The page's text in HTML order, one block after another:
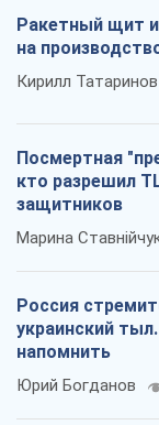
Ракетный щит
на
Кирилл Татаринов
Посмертная
кто разрешил
защитников
Марина
Россия
украинский
напомнить
Юрий Богданов